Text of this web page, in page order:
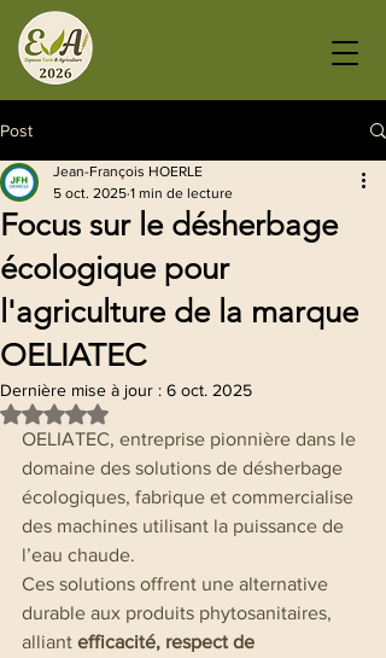
Post
Focus sur le désherbage
écologique pour
l'agriculture de la marque
OELIATEC
Jean-François HOERLE
5 oct. 2025 1 min de lecture
Dernière mise à jour : 6 oct. 2025
Noté NaN étoiles sur 5.
OELIATEC, entreprise pionnière dans le
domaine des solutions de désherbage
écologiques, fabrique et commercialise
des machines utilisant la puissance de
l’eau chaude.
Ces solutions offrent une alternative
durable aux produits phytosanitaires,
alliant efficacité, respect de